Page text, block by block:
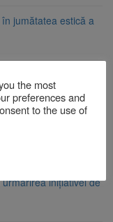
jumătatea estică a
Bărbat prins în
inițiativei de
the most
preferences and
to the use of